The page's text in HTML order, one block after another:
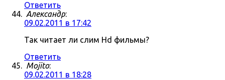
Ответить
Александр:
09.02.2011 в 17:42
Так читает ли слим Hd фильмы?
Ответить
Mojito:
09.02.2011 в 18:28